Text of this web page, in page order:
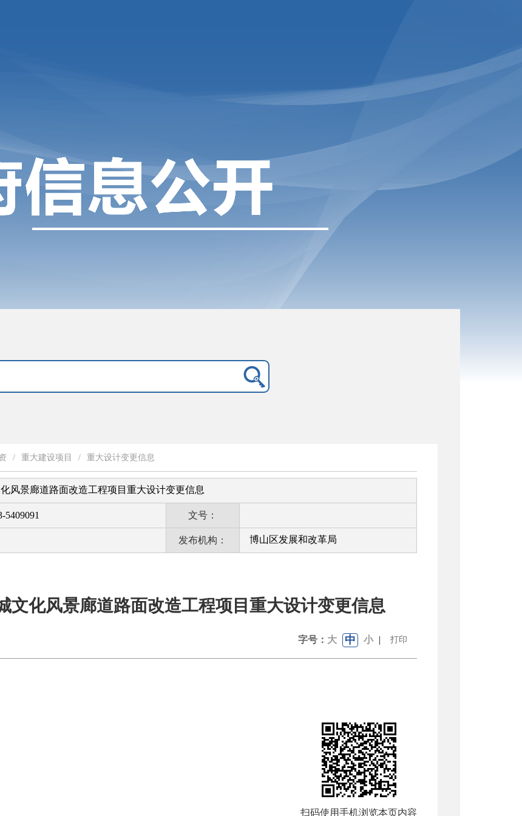
/ 重大建设项目 / 重大设计变更信息
风景廊道路面改造工程项目重大设计变更信息
5409091 文号：
发布机构： 博山区发展和改革局
文化风景廊道路面改造工程项目重大设计变更信息
字号： 大 中 小 | 打印
扫码使用手机浏览本页内容